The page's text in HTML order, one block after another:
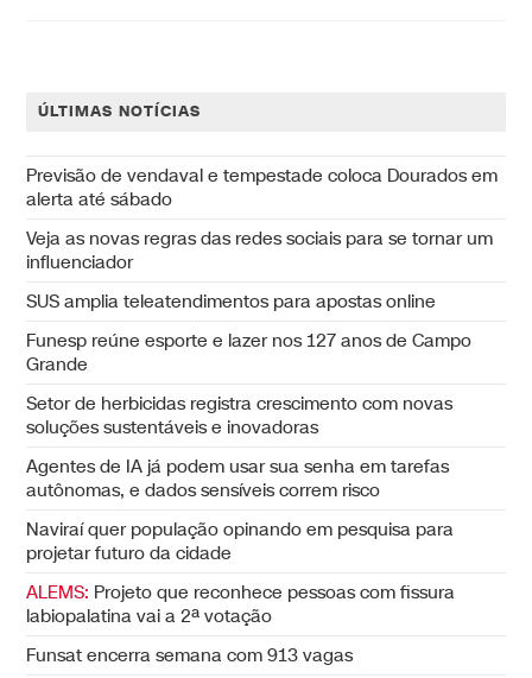
ÚLTIMAS NOTÍCIAS
Previsão de vendaval e tempestade coloca Dourados em
alerta até sábado
Veja as novas regras das redes sociais para se tornar um
influenciador
SUS amplia teleatendimentos para apostas online
Funesp reúne esporte e lazer nos 127 anos de Campo
Grande
Setor de herbicidas registra crescimento com novas
soluções sustentáveis e inovadoras
Agentes de IA já podem usar sua senha em tarefas
autônomas, e dados sensíveis correm risco
Naviraí quer população opinando em pesquisa para
projetar futuro da cidade
ALEMS: Projeto que reconhece pessoas com fissura
labiopalatina vai a 2ª votação
Funsat encerra semana com 913 vagas